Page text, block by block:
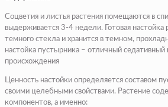
Соцветия и листья растения помещаются в
выдерживается 3-4 недели. Готовая настойка
темного стекла и хранится в темном,
настойка пустырника – отличный седативный
происхождения
Ценность настойки определяется составом
своими целебными свойствами. Растение
компонентов, а именно: